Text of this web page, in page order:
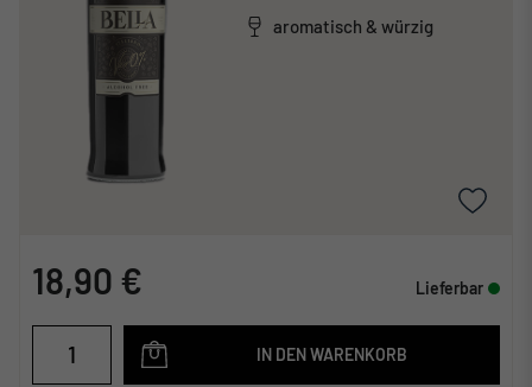
aromatisch & würzig
18,90 € Lieferbar
IN DEN WARENKORB